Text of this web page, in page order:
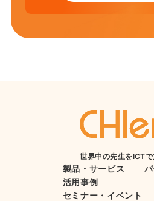
世界中の先生をICTで
製品・サービス
活用事例
セミナー・イベント